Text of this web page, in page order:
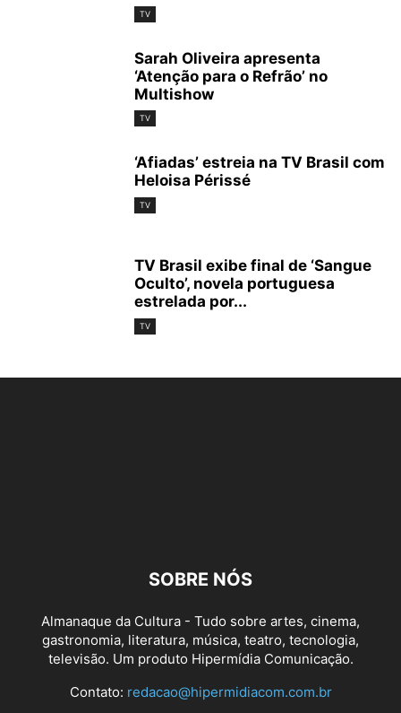
TV
Sarah Oliveira apresenta
‘Atenção para o Refrão’ no
Multishow
TV
‘Afiadas’ estreia na TV Brasil com
Heloisa Périssé
TV
TV Brasil exibe final de ‘Sangue
Oculto’, novela portuguesa
estrelada por...
TV
SOBRE NÓS
Almanaque da Cultura - Tudo sobre artes, cinema,
gastronomia, literatura, música, teatro, tecnologia,
televisão. Um produto Hipermídia Comunicação.
Contato: redacao@hipermidiacom.com.br